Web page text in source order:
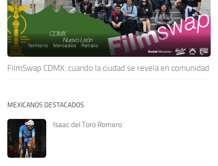
FilmSwap CDMX: cuando la ciudad se revela en comunidad
MEXICANOS DESTACADOS
Isaac del Toro Romero